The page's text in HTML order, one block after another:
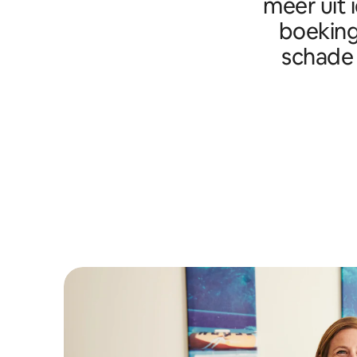
meer uit